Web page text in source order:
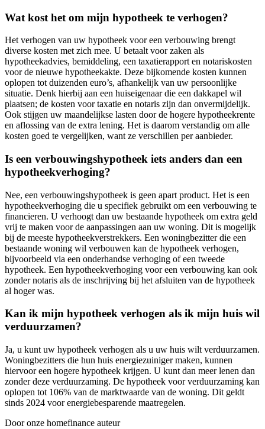
Wat kost het om mijn hypotheek te verhogen?
Het verhogen van uw hypotheek voor een verbouwing brengt
diverse kosten met zich mee. U betaalt voor zaken als
hypotheekadvies, bemiddeling, een taxatierapport en notariskosten
voor de nieuwe hypotheekakte. Deze bijkomende kosten kunnen
oplopen tot duizenden euro’s, afhankelijk van uw persoonlijke
situatie. Denk hierbij aan een huiseigenaar die een dakkapel wil
plaatsen; de kosten voor taxatie en notaris zijn dan onvermijdelijk.
Ook stijgen uw maandelijkse lasten door de hogere hypotheekrente
en aflossing van de extra lening. Het is daarom verstandig om alle
kosten goed te vergelijken, want ze verschillen per aanbieder.
Is een verbouwingshypotheek iets anders dan een
hypotheekverhoging?
Nee, een verbouwingshypotheek is geen apart product. Het is een
hypotheekverhoging die u specifiek gebruikt om een verbouwing te
financieren. U verhoogt dan uw bestaande hypotheek om extra geld
vrij te maken voor de aanpassingen aan uw woning. Dit is mogelijk
bij de meeste hypotheekverstrekkers. Een woningbezitter die een
bestaande woning wil verbouwen kan de hypotheek verhogen,
bijvoorbeeld via een onderhandse verhoging of een tweede
hypotheek. Een hypotheekverhoging voor een verbouwing kan ook
zonder notaris als de inschrijving bij het afsluiten van de hypotheek
al hoger was.
Kan ik mijn hypotheek verhogen als ik mijn huis wil
verduurzamen?
Ja, u kunt uw hypotheek verhogen als u uw huis wilt verduurzamen.
Woningbezitters die hun huis energiezuiniger maken, kunnen
hiervoor een hogere hypotheek krijgen. U kunt dan meer lenen dan
zonder deze verduurzaming. De hypotheek voor verduurzaming kan
oplopen tot 106% van de marktwaarde van de woning. Dit geldt
sinds 2024 voor energiebesparende maatregelen.
Door onze homefinance auteur